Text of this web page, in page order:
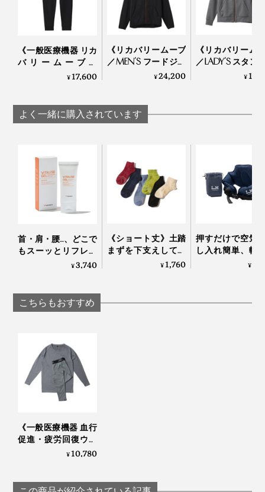
《一般医療機器 リカ
バリームーブ／
MEN’S ジョガーパン
改善する「リカバリ
ーウエア」｜VENEX
¥17,600
《リカバリームーブ
／MEN’S フードジャ
ケット》移動時間を
ア」｜VENEX
¥24,200
《リカバリーム
／LADY’S スタン
ラージャケット
¥
よく一緒に購入されています
首・肩・腰…、どこで
もスーッとリフレッ
シュする「バイタラ
¥3,740
《ショート丈》土踏
まずを下支えして、
足底筋をサポートす
¥1,760
押すだけで空気
し入れ簡単、軟
さ自在な「腰エ
¥
こちらもおすすめ
《一般医療機器 血行
促進・疲労回復ウエ
ア》テラヘルツ鉱石
WEAR」｜遠赤技研
¥10,780